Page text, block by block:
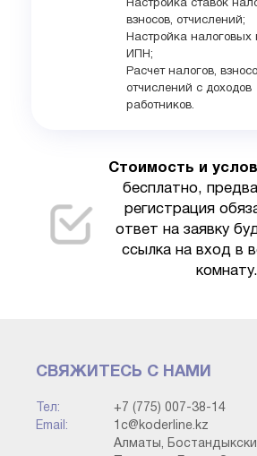
Настройка ставок
взносов, отчислений;
Настройка налоговых
ИПН;
Расчет налогов,
отчислений с доходов
работников.
Стоимость и
бесплатно,
регистрация
ответ на заявку
ссылка на вход в
комнату.
СВЯЖИТЕСЬ С НАМИ
Тел:
+7 (775) 007-38-14
Email:
1c@koderline.kz
Алматы,